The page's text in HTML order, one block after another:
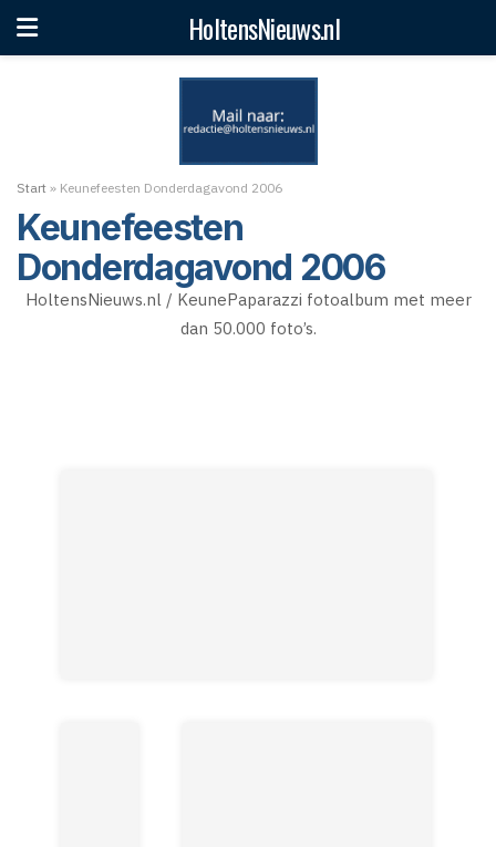
HoltensNieuws.nl
Start » Keunefeesten Donderdagavond 2006
Keunefeesten
Donderdagavond 2006
HoltensNieuws.nl / KeunePaparazzi fotoalbum met meer
dan 50.000 foto’s.